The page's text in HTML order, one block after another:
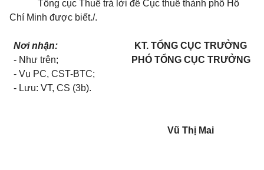
Tổng cục Thuế trả lời để Cục thuế thành phố Hồ
Chí Minh được biết./.
Nơi nhận:
- Như trên;
- Vụ PC, CST-BTC;
- Lưu: VT, CS (3b).
KT. TỔNG CỤC TRƯỞNG
PHÓ TỔNG CỤC TRƯỞNG
Vũ Thị Mai